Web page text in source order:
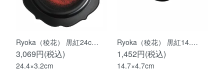
Ryoka（稜花） 黒紅24c…
3,069円(税込)
24.4×3.2cm
Ryoka（稜花） 黒紅14.…
1,452円(税込)
14.7×4.7cm